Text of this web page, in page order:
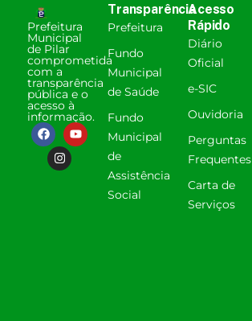
Prefeitura
Municipal
de Pilar
comprometida
com a
transparência
pública e o
acesso à
informação.
Transparência
Prefeitura
Fundo
Municipal
de Saúde
Fundo
Municipal
de
Assistência
Social
Acesso
Rápido
Diário
Oficial
e-SIC
Ouvidoria
Perguntas
Frequentes
Carta de
Serviços